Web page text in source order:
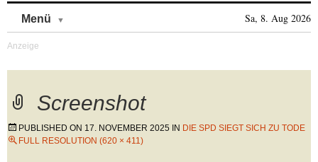
Menü Sa, 8. Aug 2026
Screenshot
PUBLISHED ON 17. NOVEMBER 2025 IN DIE SPD SIEGT SICH ZU TODE
FULL RESOLUTION (620 × 411)